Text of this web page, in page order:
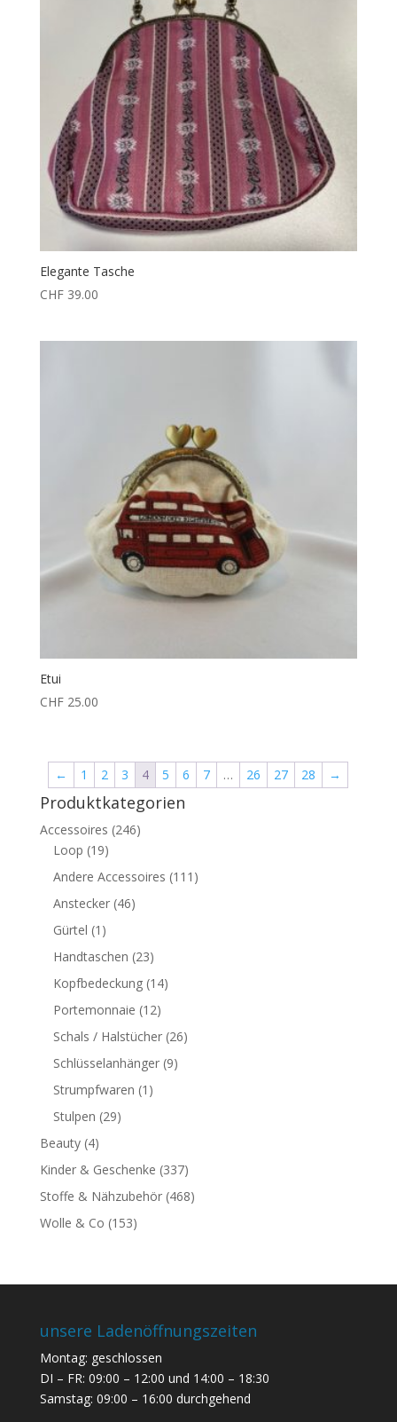
Elegante Tasche
CHF39.00
Etui
CHF25.00
← 1 2 3 4 5 6 7 … 26 27 28 →
Produktkategorien
Accessoires (246)
Loop (19)
Andere Accessoires (111)
Anstecker (46)
Gürtel (1)
Handtaschen (23)
Kopfbedeckung (14)
Portemonnaie (12)
Schals / Halstücher (26)
Schlüsselanhänger (9)
Strumpfwaren (1)
Stulpen (29)
Beauty (4)
Kinder & Geschenke (337)
Stoffe & Nähzubehör (468)
Wolle & Co (153)
unsere Ladenöffnungszeiten
Montag: geschlossen
DI – FR: 09:00 – 12:00 und 14:00 – 18:30
Samstag: 09:00 – 16:00 durchgehend